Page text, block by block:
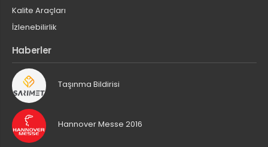
Kalite Araçları
İzlenebilirlik
Haberler
Taşınma Bildirisi
Hannover Messe 2016